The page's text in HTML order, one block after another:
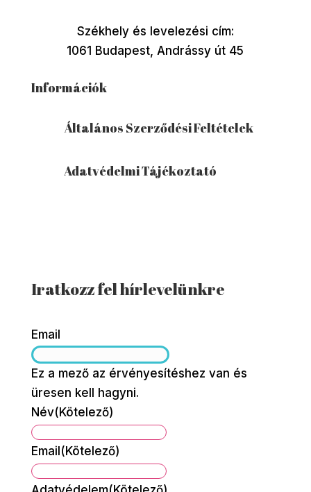
Székhely és levelezési cím:
1061 Budapest, Andrássy út 45
Információk
Általános Szerződési Feltételek
Adatvédelmi Tájékoztató
Iratkozz fel hírlevelünkre
Email
Ez a mező az érvényesítéshez van és
üresen kell hagyni.
Név(Kötelező)
Név
Email (Kötelező)